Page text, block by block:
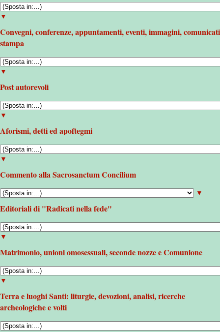
▼
Convegni, conferenze, appuntamenti, eventi, immagini, comunicati
stampa
▼
Post autorevoli
▼
Aforismi, detti ed apoftegmi
▼
Commento alla Sacrosanctum Concilium
▼
Editoriali di "Radicati nella fede"
▼
Matrimonio, unioni omosessuali, seconde nozze e Comunione
▼
Terra e luoghi Santi: liturgie, devozioni, analisi, ricerche
archeologiche e volti